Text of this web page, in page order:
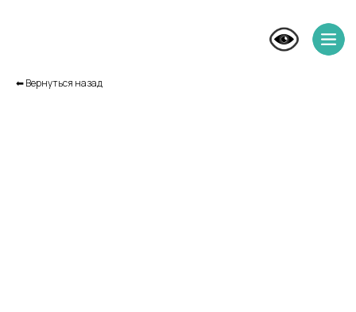
⬅︎ Вернуться назад